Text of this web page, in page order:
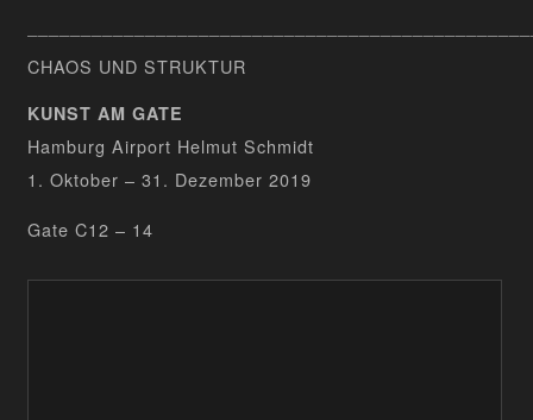
CHAOS UND STRUKTUR
KUNST AM GATE
Hamburg Airport Helmut Schmidt
1. Oktober – 31. Dezember 2019
Gate C12 – 14